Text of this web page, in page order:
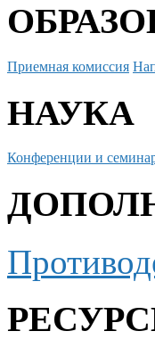
Приемная комиссия
НАУКА
Конференции и